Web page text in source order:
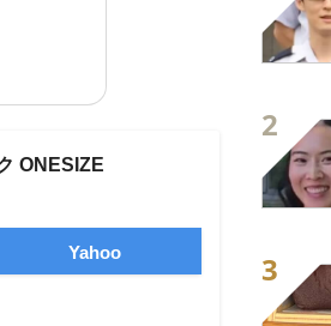
ONESIZE
Yahoo
2
3